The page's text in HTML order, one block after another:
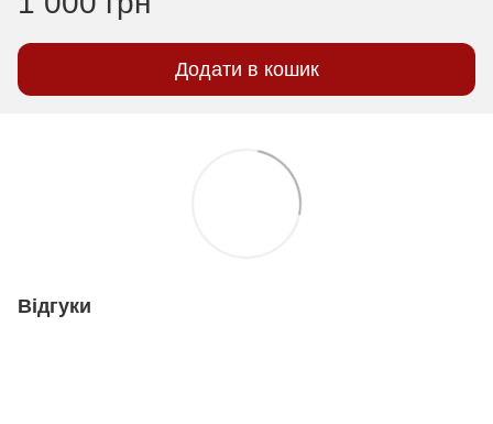
Додати в кошик
Відгуки